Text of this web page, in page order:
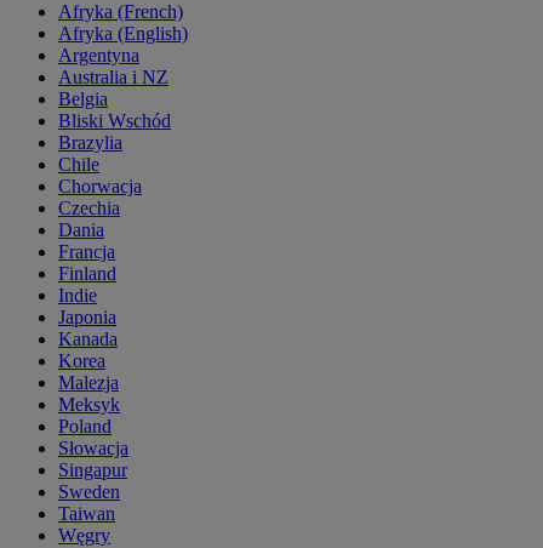
Afryka (French)
Afryka (English)
Argentyna
Australia i NZ
Belgia
Bliski Wschód
Brazylia
Chile
Chorwacja
Czechia
Dania
Francja
Finland
Indie
Japonia
Kanada
Korea
Malezja
Meksyk
Poland
Słowacja
Singapur
Sweden
Taiwan
Węgry